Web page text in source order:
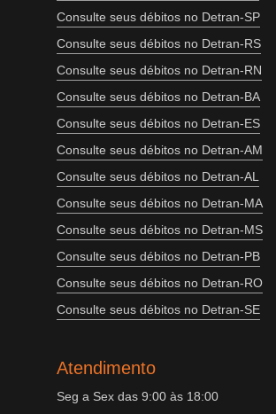
Consulte seus débitos no Detran-SP
Consulte seus débitos no Detran-RS
Consulte seus débitos no Detran-RN
Consulte seus débitos no Detran-BA
Consulte seus débitos no Detran-ES
Consulte seus débitos no Detran-AM
Consulte seus débitos no Detran-AL
Consulte seus débitos no Detran-MA
Consulte seus débitos no Detran-MS
Consulte seus débitos no Detran-PB
Consulte seus débitos no Detran-RO
Consulte seus débitos no Detran-SE
Atendimento
Seg a Sex das 9:00 às 18:00